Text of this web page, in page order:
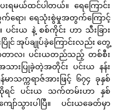
းရမယ်ထင်ပါတယ်။ ရေကြောင်း
ရော၊ ရေသုံးစွဲမှုအတွက်ကြောင့်
းယ နဲ့ စစ်ကိုင်း ဟာ သီးခြား
းပြိုင် အုပ်ချုပ်ခဲ့ကြောင်းလည်း တွေ့
တာလ၊ ပင်းယတည်သည့် တစ်စီး
ားပြုခဲ့တဲ့အတိုင်း ပင်းယ နန်း
ာသက္ကရာဇ်အားဖြင့် ၆၇၄ ခုနှစ်
ဆိုရင် ပင်းယ သက်တမ်းဟာ နှစ်
ော်သွားပါပြီ။ ပင်းယခေတ်မှာ